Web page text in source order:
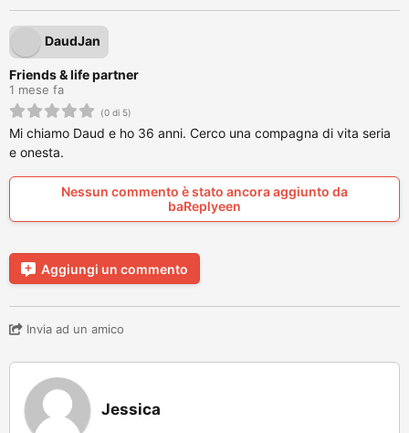
DaudJan
Friends & life partner
1 mese fa
(0 di 5)
Mi chiamo Daud e ho 36 anni. Cerco una compagna di vita seria
e onesta.
Nessun commento è stato ancora aggiunto da
baReplyeen
Aggiungi un commento
Invia ad un amico
Jessica